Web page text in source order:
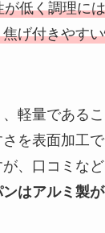
が低く調理に
げ付きやす
軽量である
を表面加工
、口コミな
はアルミ製